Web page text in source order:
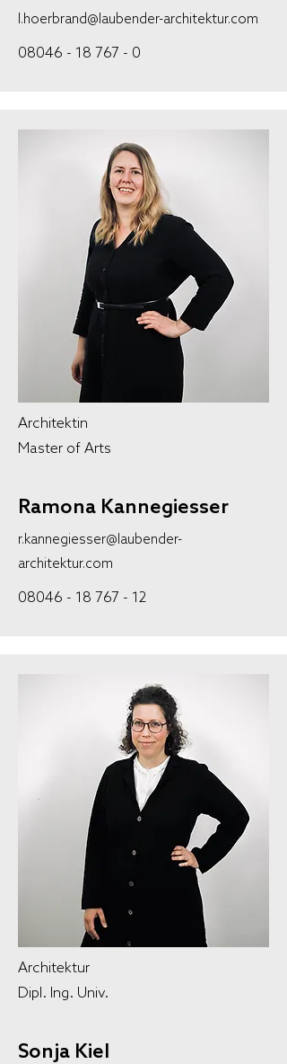
l.hoerbrand@laubender-architektur.com
08046 - 18 767 - 0
Architektin
Master of Arts
Ramona Kannegiesser
r.kannegiesser@laubender-
architektur.com
08046 - 18 767 - 12
Architektur
Dipl. Ing. Univ.
Sonja Kiel